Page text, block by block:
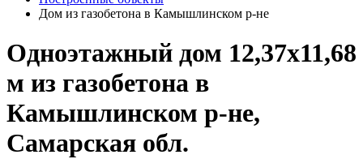
Дом из газобетона в Камышлинском р-не
Одноэтажный дом 12,37х11,68
м из газобетона в
Камышлинском р-не,
Самарская обл.